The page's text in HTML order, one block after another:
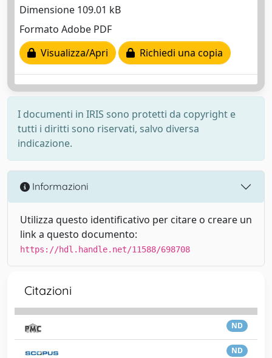
Dimensione 109.01 kB
Formato Adobe PDF
Visualizza/Apri
Richiedi una copia
I documenti in IRIS sono protetti da copyright e
tutti i diritti sono riservati, salvo diversa
indicazione.
Informazioni
Utilizza questo identificativo per citare o creare un
link a questo documento:
https://hdl.handle.net/11588/698708
Citazioni
ND
ND